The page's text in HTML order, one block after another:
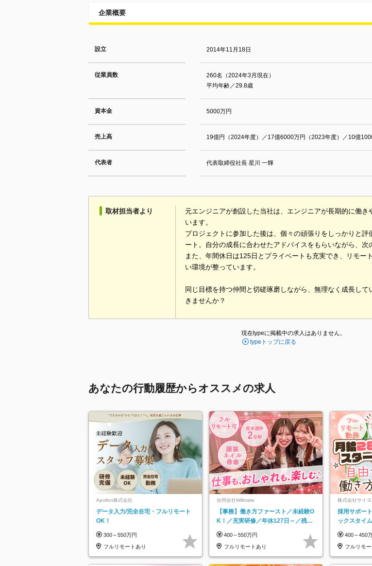
企業概要
設立 2014年11月18日
従業員数
260名（2024年3月現在）
平均年齢／29.8歳
資本金 5000万円
売上高 19億円（2024年度）／17億6000万円（2023年度）／10億
代表者 代表取締役社長 星川 一輝
取材担当者より
元エンジニアが創設した当社は、エンジニアが長期的に働
います。
プロジェクトに参加した後は、個々の頑張りをしっかりと
ート。自分の成長に合わせたアドバイスをもらいながら、次
また、年間休日は125日とプライベートも充実でき、リモ
い環境が整っています。
同じ目標を持つ仲間と切磋琢磨しながら、無理なく成長し
きませんか？
現在typeに掲載中の求人はありません。
typeトップに戻る
あなたの行動履歴からオススメの求人
Apollon株式会社
データ入力/完全在宅・フルリモート
OK！
300～550万円
フルリモートあり
合同会社Willmate
【事務】働き方ファースト／未経験O
K！／充実研修／年休127日～／残業
400～550万円
フルリモートあり
株式会社サイ
採用サポー
ックスタイ
400～450
フルリモ